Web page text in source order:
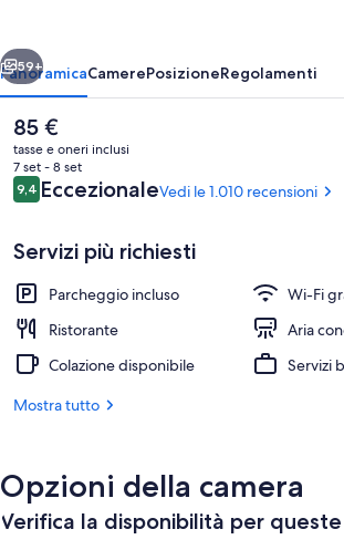
Colazione a
Avanti
59+
PanoramicaCamerePosizioneRegolamenti
Il
prezzo
attuale
è
85 €
85 €
tasse e oneri inclusi
7 set - 8 set
Recensioni
9,49,4 su 10
EccezionaleVedi le 1.010 recensioni
Servizi più richiesti
Parcheggio incluso
Wi-Fi
Ristorante
Aria
Colazione disponibile
Servizi
Mostra tutto
Opzioni della camera
Verifica la disponibilità per